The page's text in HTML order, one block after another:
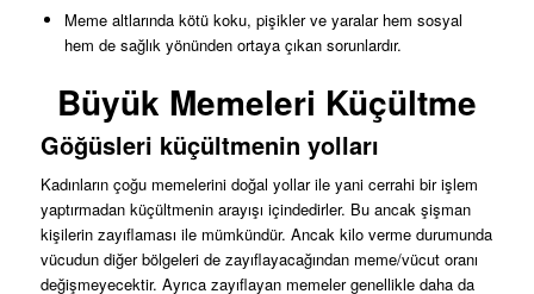
Meme altlarında kötü koku, pişikler ve yaralar hem sosyal
hem de sağlık yönünden ortaya çıkan sorunlardır.
Büyük Memeleri Küçültme
Göğüsleri küçültmenin yolları
Kadınların çoğu memelerini doğal yollar ile yani cerrahi bir işlem
yaptırmadan küçültmenin arayışı içindedirler. Bu ancak şişman
kişilerin zayıflaması ile mümkündür. Ancak kilo verme durumunda
vücudun diğer bölgeleri de zayıflayacağından meme/vücut oranı
değişmeyecektir. Ayrıca zayıflayan memeler genellikle daha da